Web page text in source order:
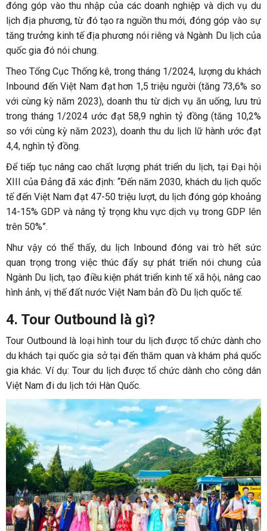
đóng góp vào thu nhập của các doanh nghiệp và dịch vụ du
lịch địa phương, từ đó tạo ra nguồn thu mới, đóng góp vào sự
tăng trưởng kinh tế địa phương nói riêng và Ngành Du lịch của
quốc gia đó nói chung.
Theo Tổng Cục Thống kê, trong tháng 1/2024, lượng du khách
Inbound đến Việt Nam đạt hơn 1,5 triệu người (tăng 73,6% so
với cùng kỳ năm 2023), doanh thu từ dịch vụ ăn uống, lưu trú
trong tháng 1/2024 ước đạt 58,9 nghìn tỷ đồng (tăng 10,2%
so với cùng kỳ năm 2023), doanh thu du lịch lữ hành ước đạt
4,4, nghìn tỷ đồng.
Để tiếp tục nâng cao chất lượng phát triển du lịch, tại Đại hội
XIII của Đảng đã xác định: “Đến năm 2030, khách du lịch quốc
tế đến Việt Nam đạt 47-50 triệu lượt, du lịch đóng góp khoảng
14-15% GDP và nâng tỷ trọng khu vực dịch vụ trong GDP lên
trên 50%”.
Như vậy có thể thấy, du lịch Inbound đóng vai trò hết sức
quan trọng trong việc thúc đẩy sự phát triển nói chung của
Ngành Du lịch, tạo điều kiện phát triển kinh tế xã hội, nâng cao
hình ảnh, vị thế đất nước Việt Nam bản đồ Du lịch quốc tế.
4. Tour Outbound là gì?
Tour Outbound là loại hình tour du lịch được tổ chức dành cho
du khách tại quốc gia sở tại đến thăm quan và khám phá quốc
gia khác. Ví dụ: Tour du lịch được tổ chức dành cho công dân
Việt Nam đi du lịch tới Hàn Quốc.